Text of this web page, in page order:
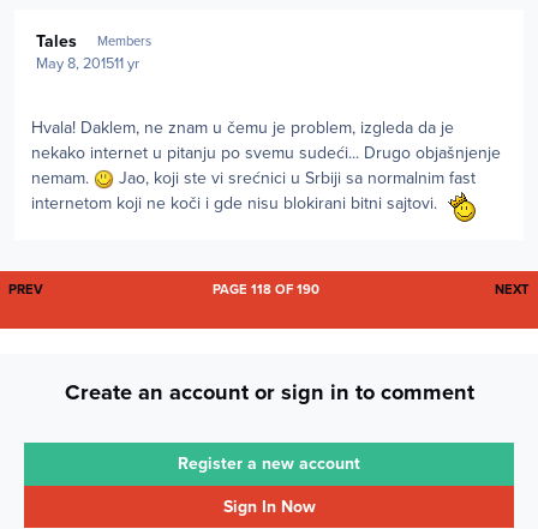
Tales Members
May 8, 201511 yr
Hvala! Daklem, ne znam u čemu je problem, izgleda da je
nekako internet u pitanju po svemu sudeći... Drugo objašnjenje
nemam.
Jao, koji ste vi srećnici u Srbiji sa normalnim fast
internetom koji ne koči i gde nisu blokirani bitni sajtovi.
FIRST PAGE
PREV NEXT
PAGE 118 OF 190
Create an account or sign in to comment
Register a new account
Sign In Now